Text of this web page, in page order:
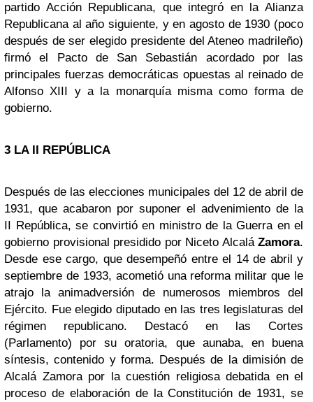
partido Acción Republicana, que integró en la Alianza
Republicana al año siguiente, y en agosto de 1930 (poco
después de ser elegido presidente del Ateneo madrileño)
firmó el Pacto de San Sebastián acordado por las
principales fuerzas democráticas opuestas al reinado de
Alfonso XIII y a la monarquía misma como forma de
gobierno.
3 LA II REPÚBLICA
Después de las elecciones municipales del 12 de abril de
1931, que acabaron por suponer el advenimiento de la
II República, se convirtió en ministro de la Guerra en el
gobierno provisional presidido por Niceto Alcalá Zamora.
Desde ese cargo, que desempeñó entre el 14 de abril y
septiembre de 1933, acometió una reforma militar que le
atrajo la animadversión de numerosos miembros del
Ejército. Fue elegido diputado en las tres legislaturas del
régimen republicano. Destacó en las Cortes
(Parlamento) por su oratoria, que aunaba, en buena
síntesis, contenido y forma. Después de la dimisión de
Alcalá Zamora por la cuestión religiosa debatida en el
proceso de elaboración de la Constitución de 1931, se